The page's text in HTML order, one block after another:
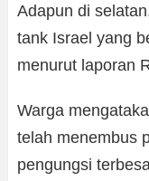
Adapun di
tank Israel yang
menurut laporan
Warga
telah menembus
pengungsi